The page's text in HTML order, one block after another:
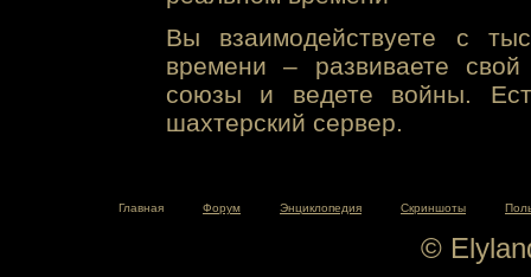
Вы взаимодействуете с
времени – развиваете свой
союзы и ведете войны.
шахтерский сервер.
Главная Форум Энциклопедия Скриншоты
©